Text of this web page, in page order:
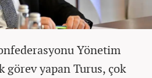
Yönetim
görev yapan Turus, çok